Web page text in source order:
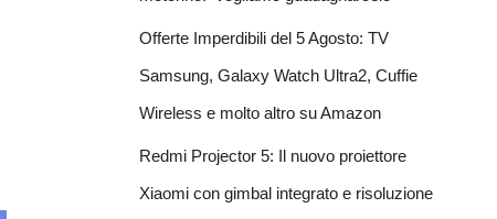
Offerte Imperdibili del 5 Agosto: TV
Samsung, Galaxy Watch Ultra2, Cuffie
Wireless e molto altro su Amazon
Redmi Projector 5: Il nuovo proiettore
Xiaomi con gimbal integrato e risoluzione